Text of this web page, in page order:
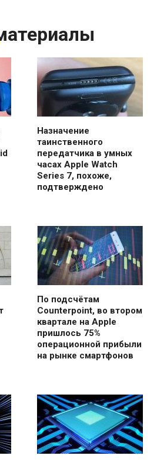
Назначение
таинственного
передатчика в умных
часах Apple Watch
Series 7, похоже,
подтверждено
По подсчётам
Counterpoint, во втором
квартале на Apple
пришлось 75%
операционной прибыли
на рынке смартфонов